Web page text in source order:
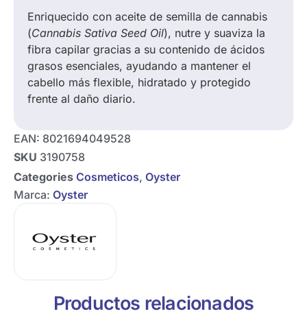
Enriquecido con aceite de semilla de cannabis
(Cannabis Sativa Seed Oil), nutre y suaviza la
fibra capilar gracias a su contenido de ácidos
grasos esenciales, ayudando a mantener el
cabello más flexible, hidratado y protegido
frente al daño diario.
EAN: 8021694049528
SKU 3190758
Categories Cosmeticos, Oyster
Marca: Oyster
Productos relacionados